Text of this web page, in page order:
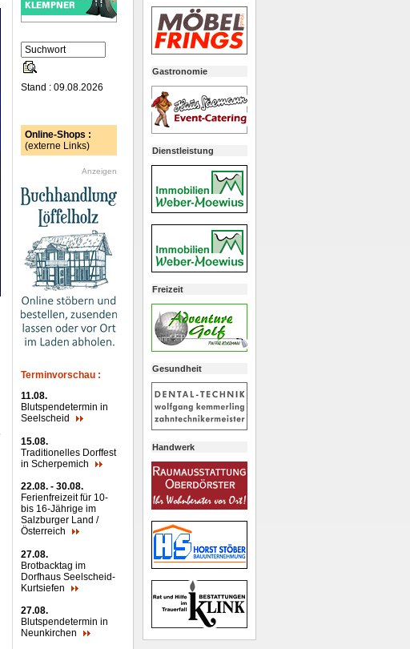
Stand : 09.08.2026
Online-Shops :
(externe Links)
Anzeigen
Terminvorschau :
11.08.
Blutspendetermin in
Seelscheid
15.08.
Traditionelles Dorffest
in Scherpemich
22.08. - 30.08.
Ferienfreizeit für 10-
bis 16-Jährige im
Salzburger Land /
Österreich
27.08.
Brotbacktag im
Dorfhaus Seelscheid-
Kurtsiefen
27.08.
Blutspendetermin in
Neunkirchen
Gastronomie
Dienstleistung
Freizeit
Gesundheit
Handwerk